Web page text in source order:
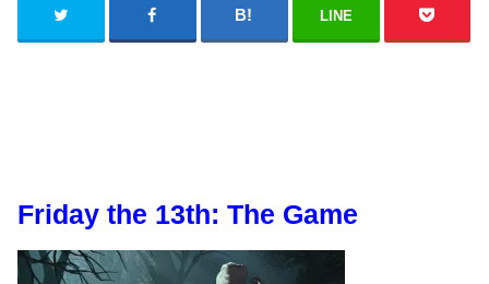
LINE
Friday the 13th: The Game